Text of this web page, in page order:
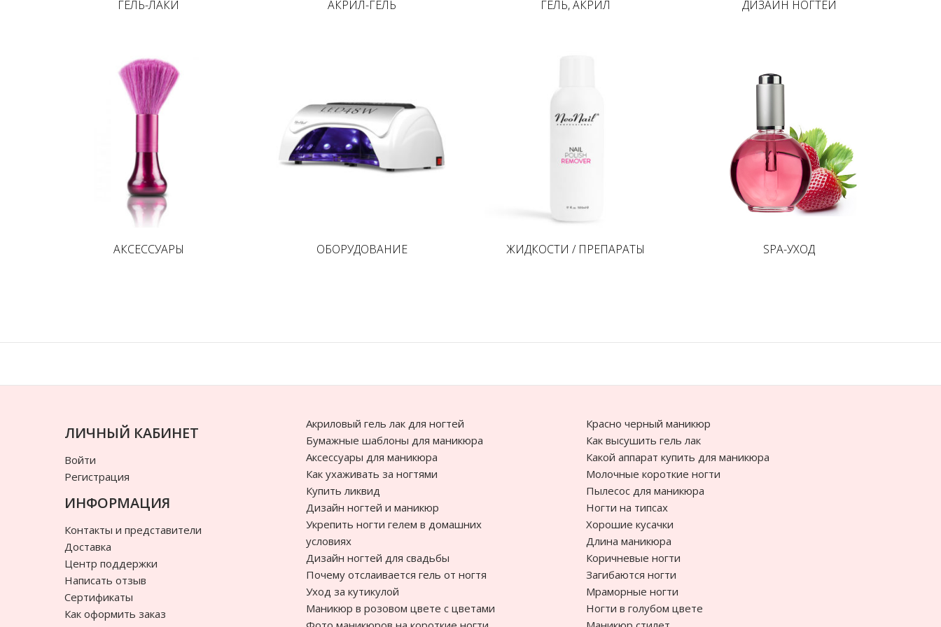
ГЕЛЬ-ЛАКИ АКРИЛ-ГЕЛЬ ГЕЛЬ, АКРИЛ ДИЗАЙН НОГТЕЙ
АКСЕССУАРЫ ОБОРУДОВАНИЕ ЖИДКОСТИ / ПРЕПАРАТЫ SPA-УХОД
ЛИЧНЫЙ КАБИНЕТ
Войти
Регистрация
ИНФОРМАЦИЯ
Контакты и представители
Доставка
Центр поддержки
Написать отзыв
Сертификаты
Как оформить заказ
Акриловый гель лак для ногтей
Бумажные шаблоны для маникюра
Аксессуары для маникюра
Как ухаживать за ногтями
Купить ликвид
Дизайн ногтей и маникюр
Укрепить ногти гелем в домашних
условиях
Дизайн ногтей для свадьбы
Почему отслаивается гель от ногтя
Уход за кутикулой
Маникюр в розовом цвете с цветами
Красно черный маникюр
Как высушить гель лак
Какой аппарат купить для маникюра
Молочные короткие ногти
Пылесос для маникюра
Ногти на типсах
Хорошие кусачки
Длина маникюра
Коричневые ногти
Загибаются ногти
Мраморные ногти
Ногти в голубом цвете